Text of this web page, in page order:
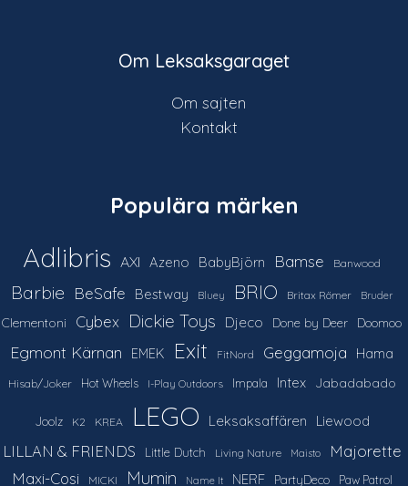
Om Leksaksgaraget
Om sajten
Kontakt
Populära märken
Adlibris AXI Azeno BabyBjörn Bamse Banwood
Barbie BeSafe Bestway Bluey BRIO Britax Römer Bruder
Clementoni Cybex Dickie Toys Djeco Done by Deer Doomoo
Egmont Kärnan EMEK Exit FitNord Geggamoja Hama
Hisab/Joker Hot Wheels I-Play Outdoors Impala Intex Jabadabado
Joolz K2 KREA LEGO Leksaksaffären Liewood
LILLAN & FRIENDS Little Dutch Living Nature Maisto
Majorette
Maxi-Cosi
MICKI Mumin Name It NERF PartyDeco Paw Patrol